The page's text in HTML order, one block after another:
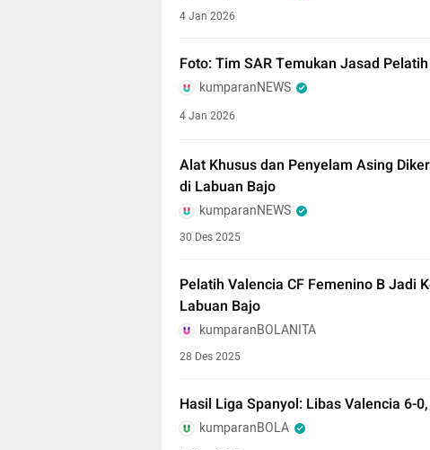
4 Jan 2026
Foto: Tim SAR Temukan Jasad
kumparanNEWS
4 Jan 2026
Alat Khusus dan Penyelam Asing
di Labuan Bajo
kumparanNEWS
30 Des 2025
Pelatih Valencia CF Femenino B Jadi
Labuan Bajo
kumparanBOLANITA
28 Des 2025
Hasil Liga Spanyol: Libas Valencia 6-
kumparanBOLA